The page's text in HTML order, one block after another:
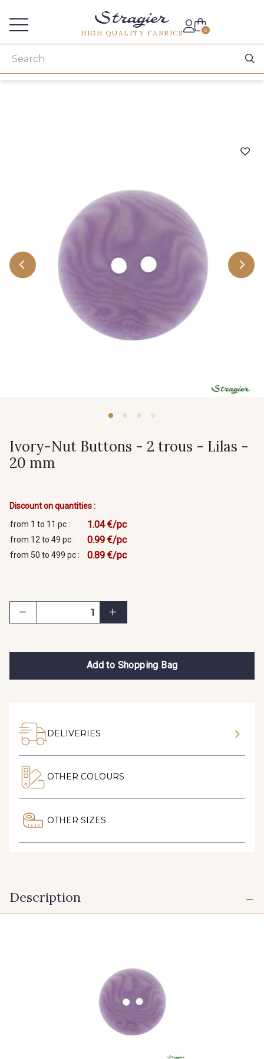
HIGH QUALITY FABRICS 0
Ivory-Nut Buttons - 2 trous - Lilas -
20 mm
Discount on quantities :
from 1 to 11 pc :
1.04 €/pc
from 12 to 49 pc : 0.99 €/pc
from 50 to 499 pc : 0.89 €/pc
Add to Shopping Bag
DELIVERIES
OTHER COLOURS
OTHER SIZES
Description